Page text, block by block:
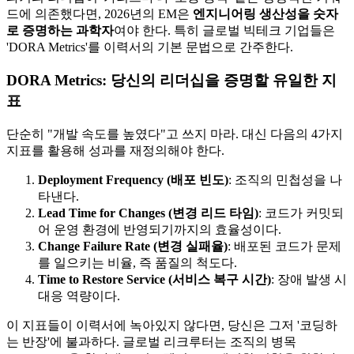
드에 의존했다면, 2026년의 EM은 엔지니어링 생산성을 숫자
로 증명하는 과학자​여야 한다. 특히 글로벌 빅테크 기업들은
'DORA Metrics'를 이력서의 기본 문법으로 간주한다.
DORA Metrics: 당신의 리더십을 증명할 유일한 지
표
단순히 "개발 속도를 높였다"고 쓰지 마라. 대신 다음의 4가지
지표를 활용해 성과를 재정의해야 한다.
Deployment Frequency (배포 빈도): 조직의 민첩성을 나
타낸다.
Lead Time for Changes (변경 리드 타임): 코드가 커밋되
어 운영 환경에 반영되기까지의 효율성이다.
Change Failure Rate (변경 실패율): 배포된 코드가 문제
를 일으키는 비율, 즉 품질의 척도다.
Time to Restore Service (서비스 복구 시간): 장애 발생 시
대응 역량이다.
이 지표들이 이력서에 녹아있지 않다면, 당신은 그저 '코딩하
는 반장'에 불과하다. 글로벌 리크루터는 조직의 병목